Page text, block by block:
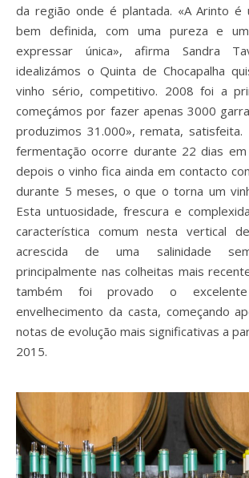
da região onde é plantada. «A Arinto é
bem definida, com uma pureza e
expressar única», afirma Sandra
idealizámos o Quinta de Chocapalha
vinho sério, competitivo. 2008 foi a
começámos por fazer apenas 3000
produzimos 31.000», remata, satisfeita.
fermentação ocorre durante 22 dias
depois o vinho fica ainda em contacto
durante 5 meses, o que o torna um
Esta untuosidade, frescura e
característica comum nesta vertical
acrescida de uma salinidade
principalmente nas colheitas mais
também foi provado o
envelhecimento da casta, começando
notas de evolução mais significativas a
2015.